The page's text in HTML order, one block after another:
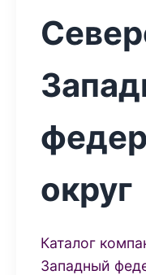
округ
Каталог
Западный